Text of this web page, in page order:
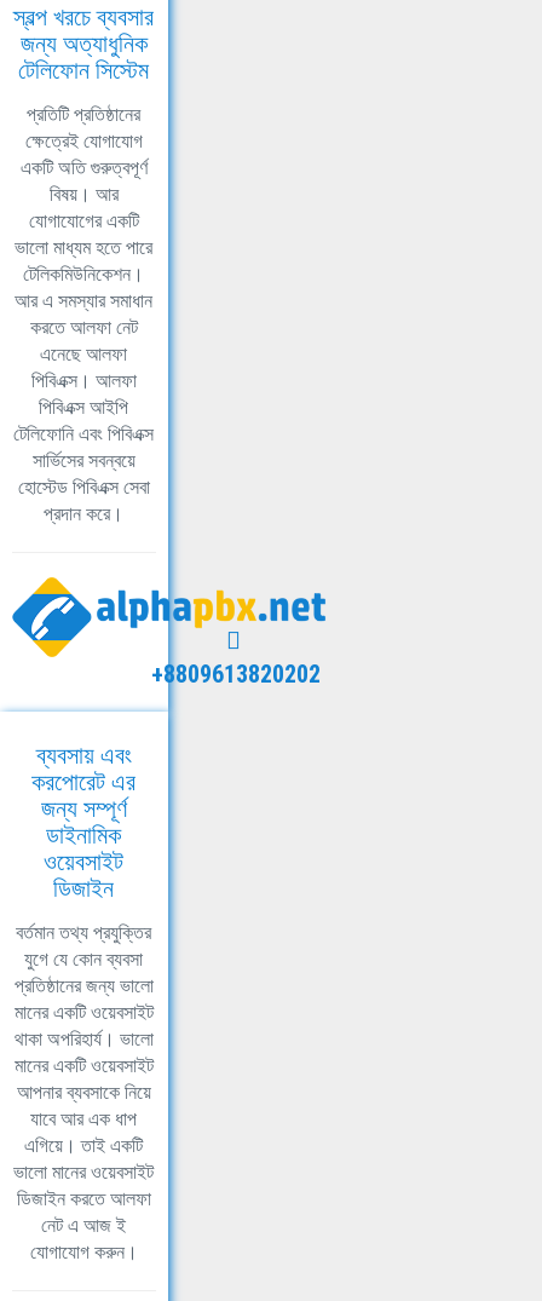
স্বল্প খরচে ব্যবসার
জন্য অত্যাধুনিক
টেলিফোন সিস্টেম
প্রতিটি প্রতিষ্ঠানের
ক্ষেত্রেই যোগাযোগ
একটি অতি গুরুত্বপূর্ণ
বিষয়। আর
যোগাযোগের একটি
ভালো মাধ্যম হতে পারে
টেলিকমিউনিকেশন।
আর এ সমস্যার সমাধান
করতে আলফা নেট
এনেছে আলফা
পিবিএক্স। আলফা
পিবিএক্স আইপি
টেলিফোনি এবং পিবিএক্স
সার্ভিসের সবন্বয়ে
হোস্টেড পিবিএক্স সেবা
প্রদান করে।
+8809613820202
ব্যবসায় এবং
করপোরেট এর
জন্য সম্পূর্ণ
ডাইনামিক
ওয়েবসাইট
ডিজাইন
বর্তমান তথ্য প্রযুক্তির
যুগে যে কোন ব্যবসা
প্রতিষ্ঠানের জন্য ভালো
মানের একটি ওয়েবসাইট
থাকা অপরিহার্য। ভালো
মানের একটি ওয়েবসাইট
আপনার ব্যবসাকে নিয়ে
যাবে আর এক ধাপ
এগিয়ে। তাই একটি
ভালো মানের ওয়েবসাইট
ডিজাইন করতে আলফা
নেট এ আজ ই
যোগাযোগ করুন।